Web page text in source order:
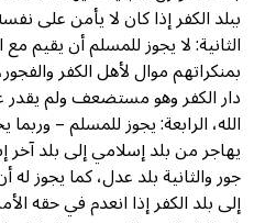
ببلد الكفر إذا كان لا يأمن على
الثانية: لا يجوز للمسلم أن
بمنكراتهم موال لأهل الكفر
دار الكفر وهو مستضعف ولم
الله، الرابعة: يجوز للمسلم –
يهاجر من بلد إسلامي إلى بلد آخر
جور والثانية بلد عدل، كما يجوز له
إلى بلد الكفر إذا انعدم في حقه